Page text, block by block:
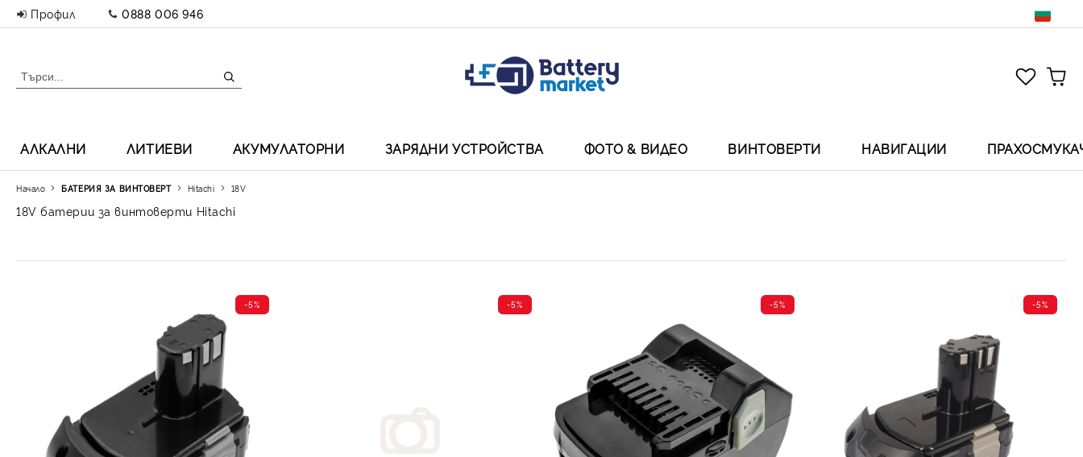
Профил 0888 006 946
АЛКАЛНИ ЛИТИЕВИ АКУМУЛАТОРНИ ЗАРЯДНИ УСТРОЙСТВА ФОТО & ВИДЕО ВИНТОВЕРТИ НАВИГАЦИИ
Начало БАТЕРИЯ ЗА ВИНТОВЕРТ Hitachi 18V
18V батерии за винтоверти Hitachi
-5% -5% -5% -5%